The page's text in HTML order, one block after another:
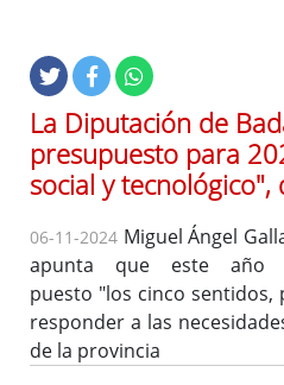
Noticias
Lista
de
distribución
La Diputación de
presupuesto para
social y
06-11-2024 Miguel Ángel
apunta que este año
puesto "los cinco sentidos,
responder a las
de la provincia